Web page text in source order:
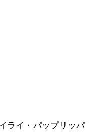
ライ・パップリッパ